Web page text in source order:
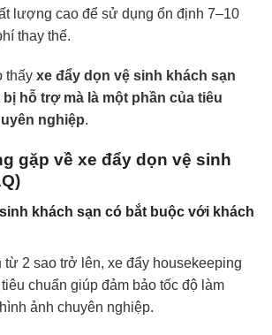
lượng cao để sử dụng ổn định 7–10
thay thế.
thấy xe đẩy dọn vệ sinh khách sạn
hỗ trợ mà là một phần của tiêu
nghiệp.
gặp về xe đẩy dọn vệ sinh
khách sạn có bắt buộc với khách
2 sao trở lên, xe đẩy housekeeping
chuẩn giúp đảm bảo tốc độ làm
ảnh chuyên nghiệp.